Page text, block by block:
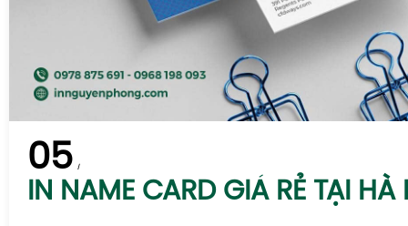
05
IN NAME CARD GIÁ RẺ TẠI HÀ